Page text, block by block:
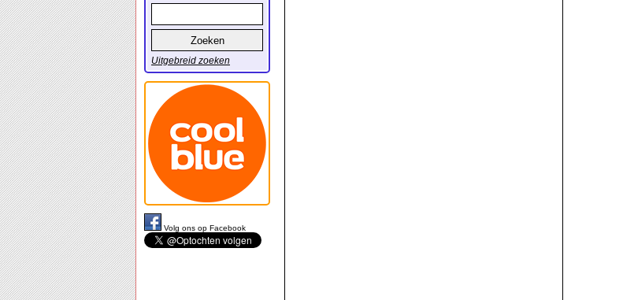
Uitgebreid zoeken
Volg ons op Facebook